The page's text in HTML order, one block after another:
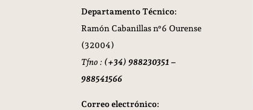
Departamento Técnico:
Ramón Cabanillas nº6 Ourense
(32004)
Tfno : (+34) 988230351 –
988541566
Correo electrónico: